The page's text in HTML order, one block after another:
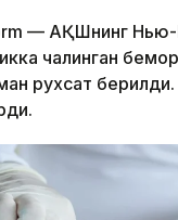
— АҚШнинг
чалинган
рухсат